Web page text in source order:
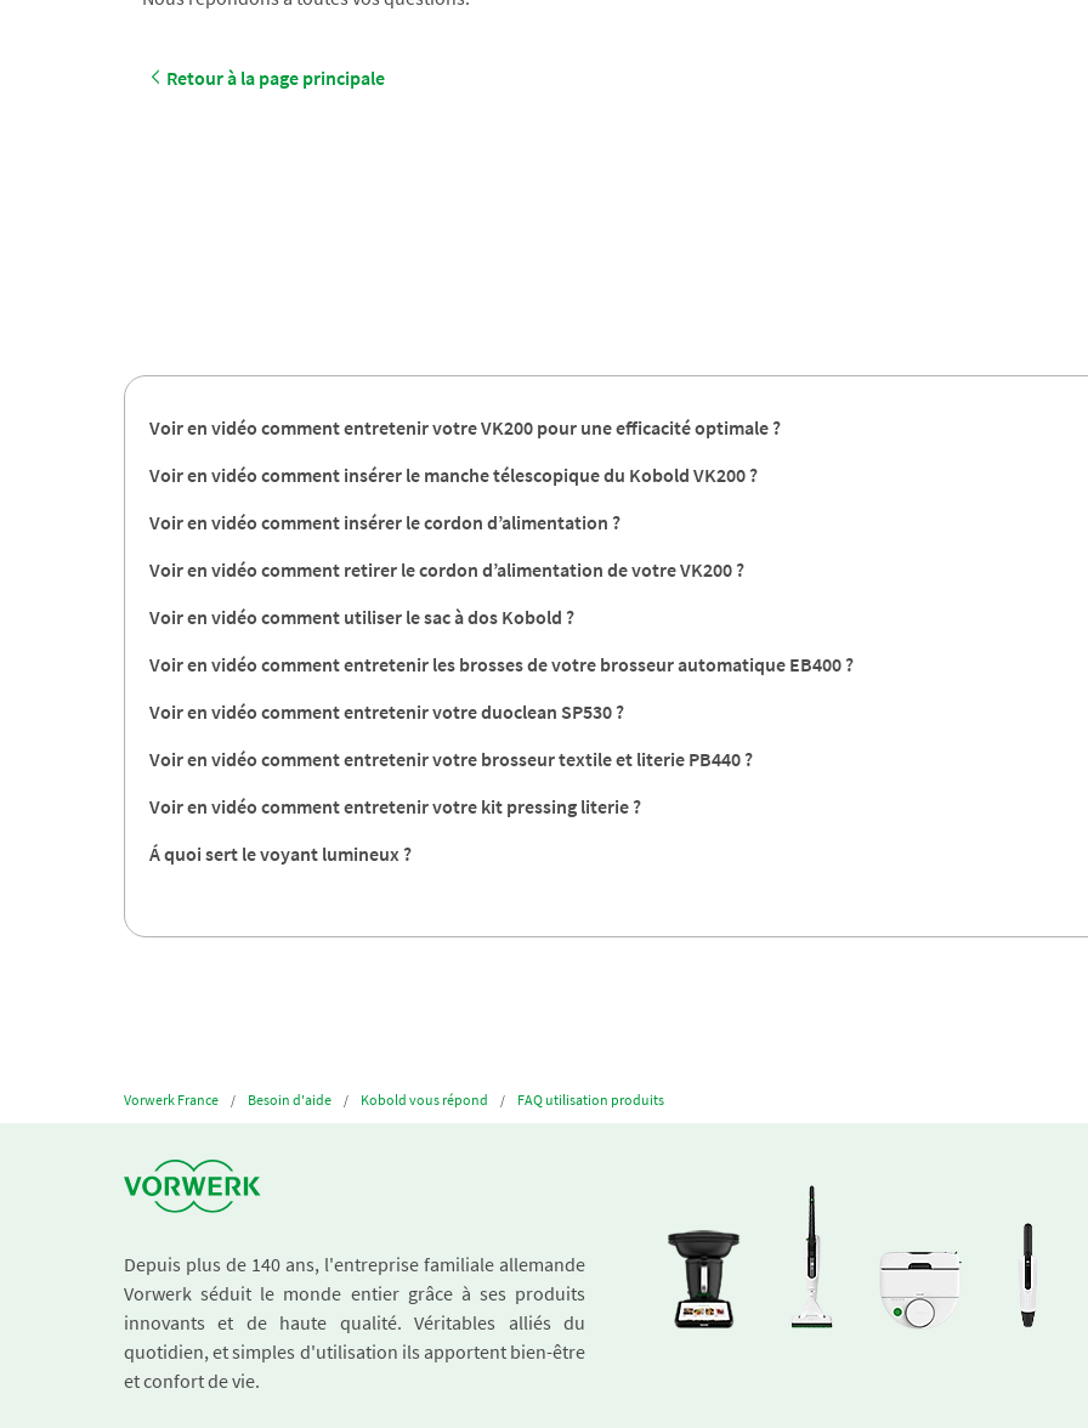
Retour à la page principale
Voir en vidéo comment entretenir votre VK200 pour une efficacité optimale ?
Voir en vidéo comment insérer le manche télescopique du Kobold VK200 ?
Voir en vidéo comment insérer le cordon d’alimentation ?
Voir en vidéo comment retirer le cordon d’alimentation de votre VK200 ?
Voir en vidéo comment utiliser le sac à dos Kobold ?
Voir en vidéo comment entretenir les brosses de votre brosseur automatique EB400 ?
Voir en vidéo comment entretenir votre duoclean SP530 ?
Voir en vidéo comment entretenir votre brosseur textile et literie PB440 ?
Voir en vidéo comment entretenir votre kit pressing literie ?
Á quoi sert le voyant lumineux ?
Vorwerk France Besoin d'aide Kobold vous répond FAQ utilisation produits
Depuis plus de 140 ans, l'entreprise familiale allemande
Vorwerk séduit le monde entier grâce à ses produits
innovants et de haute qualité. Véritables alliés du
quotidien, et simples d'utilisation ils apportent bien-être
et confort de vie.